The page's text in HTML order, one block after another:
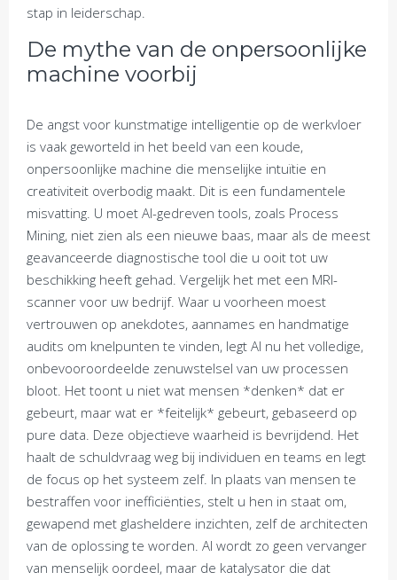
stap in leiderschap.
De mythe van de onpersoonlijke
machine voorbij
De angst voor kunstmatige intelligentie op de werkvloer
is vaak geworteld in het beeld van een koude,
onpersoonlijke machine die menselijke intuïtie en
creativiteit overbodig maakt. Dit is een fundamentele
misvatting. U moet AI-gedreven tools, zoals Process
Mining, niet zien als een nieuwe baas, maar als de meest
geavanceerde diagnostische tool die u ooit tot uw
beschikking heeft gehad. Vergelijk het met een MRI-
scanner voor uw bedrijf. Waar u voorheen moest
vertrouwen op anekdotes, aannames en handmatige
audits om knelpunten te vinden, legt AI nu het volledige,
onbevooroordeelde zenuwstelsel van uw processen
bloot. Het toont u niet wat mensen *denken* dat er
gebeurt, maar wat er *feitelijk* gebeurt, gebaseerd op
pure data. Deze objectieve waarheid is bevrijdend. Het
haalt de schuldvraag weg bij individuen en teams en legt
de focus op het systeem zelf. In plaats van mensen te
bestraffen voor inefficiënties, stelt u hen in staat om,
gewapend met glasheldere inzichten, zelf de architecten
van de oplossing te worden. AI wordt zo geen vervanger
van menselijk oordeel, maar de katalysator die dat